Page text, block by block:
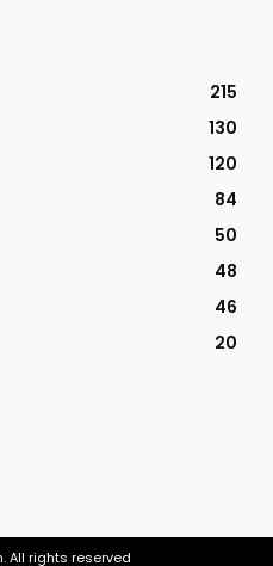
215
130
120
84
50
48
46
20
All rights reserved